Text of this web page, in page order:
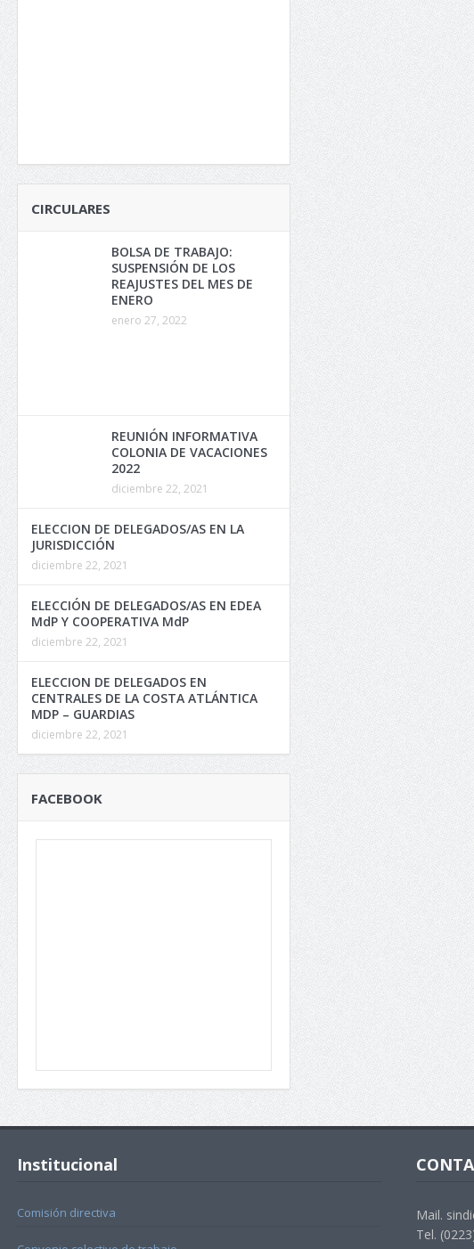
CIRCULARES
BOLSA DE TRABAJO:
SUSPENSIÓN DE LOS
REAJUSTES DEL MES DE
ENERO
enero 27, 2022
REUNIÓN INFORMATIVA
COLONIA DE VACACIONES
2022
diciembre 22, 2021
ELECCION DE DELEGADOS/AS EN LA
JURISDICCIÓN
diciembre 22, 2021
ELECCIÓN DE DELEGADOS/AS EN EDEA
MdP Y COOPERATIVA MdP
diciembre 22, 2021
ELECCION DE DELEGADOS EN
CENTRALES DE LA COSTA ATLÁNTICA
MDP – GUARDIAS
diciembre 22, 2021
FACEBOOK
Institucional
Comisión directiva
Mail.
Tel.